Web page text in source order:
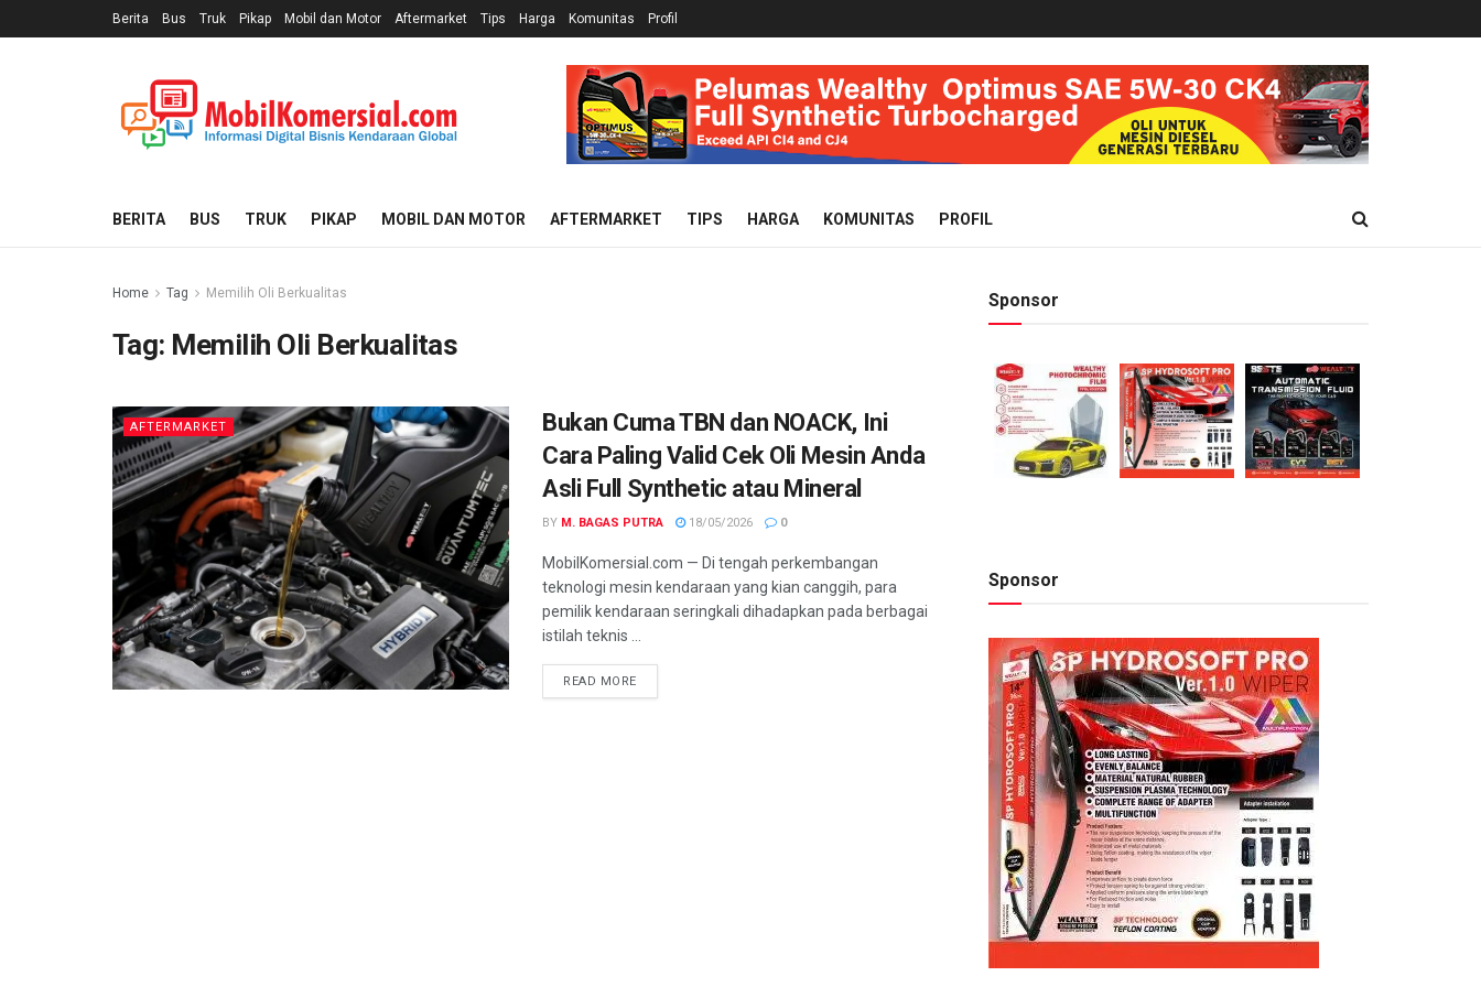
Berita Bus Truk Pikap Mobil dan Motor Aftermarket Tips Harga Komunitas Profil
BERITA BUS TRUK PIKAP MOBIL DAN MOTOR AFTERMARKET TIPS HARGA KOMUNITAS PROFIL
Home Tag Memilih Oli Berkualitas
Tag: Memilih Oli Berkualitas
AFTERMARKET
Bukan Cuma TBN dan NOACK, Ini
Cara Paling Valid Cek Oli Mesin Anda
Asli Full Synthetic atau Mineral
BY M. BAGAS PUTRA 18/05/2026 0
MobilKomersial.com — Di tengah perkembangan
teknologi mesin kendaraan yang kian canggih, para
pemilik kendaraan seringkali dihadapkan pada berbagai
istilah teknis ...
READ MORE
Sponsor
Sponsor